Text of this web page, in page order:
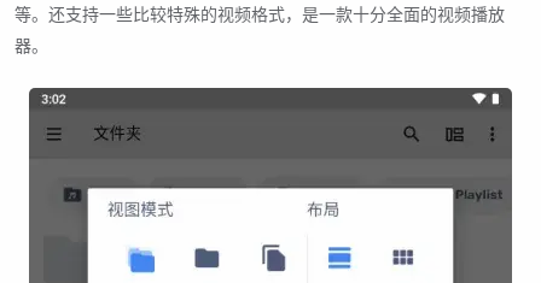
等。还支持一些比较特殊的视频格式，是一款十分全面的视频播放
器。